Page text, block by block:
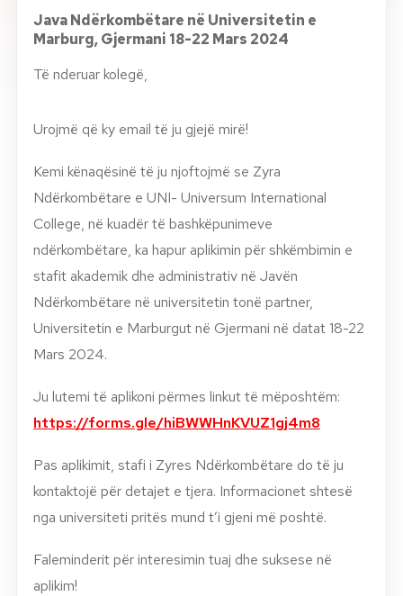
Kontakti
GJUHA
UMS Staff
LMS Canvas
Java Ndërkombëtare në Universitetin e
Marburg, Gjermani 18-22 Mars 2024
Të nderuar kolegë,
Urojmë që ky email të ju gjejë mirë!
Kemi kënaqësinë të ju njoftojmë se Zyra
Ndërkombëtare e UNI- Universum International
College, në kuadër të bashkëpunimeve
ndërkombëtare, ka hapur aplikimin për shkëmbimin e
stafit akademik dhe administrativ në Javën
Ndërkombëtare në universitetin tonë partner,
Universitetin e Marburgut në Gjermani në datat 18-22
Mars 2024.
Ju lutemi të aplikoni përmes linkut të mëposhtëm:
https://forms.gle/hiBWWHnKVUZ1gj4m8
Pas aplikimit, stafi i Zyres Ndërkombëtare do të ju
kontaktojë për detajet e tjera. Informacionet shtesë
nga universiteti pritës mund t’i gjeni më poshtë.
Faleminderit për interesimin tuaj dhe suksese në
aplikim!